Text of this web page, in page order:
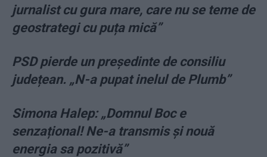
jurnalist cu gura mare, care nu se teme de
geostrategi cu puța mică”
PSD pierde un președinte de consiliu
județean. „N-a pupat inelul de Plumb”
Simona Halep: „Domnul Boc e
senzațional! Ne-a transmis și nouă
energia sa pozitivă”